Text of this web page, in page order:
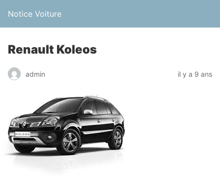
Notice Voiture
Renault Koleos
admin il y a 9 ans